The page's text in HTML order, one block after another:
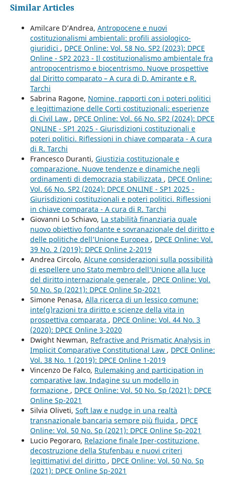
Similar Articles
Amilcare D’Andrea, Antropocene e nuovi
costituzionalismi ambientali: profili assiologico-
giuridici , DPCE Online: Vol. 58 No. SP2 (2023): DPCE
Online - SP2 2023 - Il costituzionalismo ambientale fra
antropocentrismo e biocentrismo. Nuove prospettive
dal Diritto comparato – A cura di D. Amirante e R.
Tarchi
Sabrina Ragone, Nomine, rapporti con i poteri politici
e legittimazione delle Corti costituzionali: esperienze
di Civil Law , DPCE Online: Vol. 66 No. SP2 (2024): DPCE
ONLINE - SP1 2025 - Giurisdizioni costituzionali e
poteri politici. Riflessioni in chiave comparata - A cura
di R. Tarchi
Francesco Duranti, Giustizia costituzionale e
comparazione. Nuove tendenze e dinamiche negli
ordinamenti di democrazia stabilizzata , DPCE Online:
Vol. 66 No. SP2 (2024): DPCE ONLINE - SP1 2025 -
Giurisdizioni costituzionali e poteri politici. Riflessioni
in chiave comparata - A cura di R. Tarchi
Giovanni Lo Schiavo, La stabilità finanziaria quale
nuovo obiettivo fondante e sovranazionale del diritto e
delle politiche dell’Unione Europea , DPCE Online: Vol.
39 No. 2 (2019): DPCE Online 2-2019
Andrea Circolo, Alcune considerazioni sulla possibilità
di espellere uno Stato membro dell’Unione alla luce
del diritto internazionale generale , DPCE Online: Vol.
50 No. Sp (2021): DPCE Online Sp-2021
Simone Penasa, Alla ricerca di un lessico comune:
inte(g)razioni tra diritto e scienze della vita in
prospettiva comparata , DPCE Online: Vol. 44 No. 3
(2020): DPCE Online 3-2020
Dwight Newman, Refractive and Prismatic Analysis in
Implicit Comparative Constitutional Law , DPCE Online:
Vol. 38 No. 1 (2019): DPCE Online 1-2019
Vincenzo De Falco, Rulemaking and participation in
comparative law. Indagine su un modello in
formazione , DPCE Online: Vol. 50 No. Sp (2021): DPCE
Online Sp-2021
Silvia Oliveti, Soft law e nudge in una realtà
transnazionale bancaria sempre più fluida , DPCE
Online: Vol. 50 No. Sp (2021): DPCE Online Sp-2021
Lucio Pegoraro, Relazione finale Iper-costituzione,
decostruzione della Stufenbau e nuovi criteri
legittimativi del diritto , DPCE Online: Vol. 50 No. Sp
(2021): DPCE Online Sp-2021